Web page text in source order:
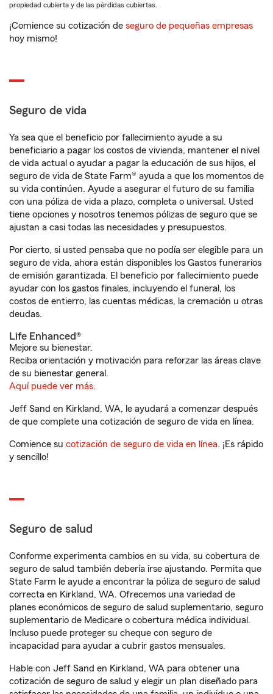
propiedad cubierta y de las pérdidas cubiertas.
¡Comience su cotización de seguro de pequeñas empresas
hoy mismo!
Seguro de vida
Ya sea que el beneficio por fallecimiento ayude a su
beneficiario a pagar los costos de vivienda, mantener el nivel
de vida actual o ayudar a pagar la educación de sus hijos, el
seguro de vida de State Farm® ayuda a que los momentos de
su vida continúen. Ayude a asegurar el futuro de su familia
con una póliza de vida a plazo, completa o universal. Usted
tiene opciones y nosotros tenemos pólizas de seguro que se
ajustan a casi todas las necesidades y presupuestos.
Por cierto, si usted pensaba que no podía ser elegible para un
seguro de vida, ahora están disponibles los Gastos funerarios
de emisión garantizada. El beneficio por fallecimiento puede
ayudar con los gastos finales, incluyendo el funeral, los
costos de entierro, las cuentas médicas, la cremación u otras
deudas.
Life Enhanced®
Mejore su bienestar.
Reciba orientación y motivación para reforzar las áreas clave
de su bienestar general.
Aquí puede ver más.
Jeff Sand en Kirkland, WA, le ayudará a comenzar después
de que complete una cotización de seguro de vida en línea.
Comience su cotización de seguro de vida en línea. ¡Es rápido
y sencillo!
Seguro de salud
Conforme experimenta cambios en su vida, su cobertura de
seguro de salud también debería irse ajustando. Permita que
State Farm le ayude a encontrar la póliza de seguro de salud
correcta en Kirkland, WA. Ofrecemos una variedad de
planes económicos de seguro de salud suplementario, seguro
suplementario de Medicare o cobertura médica individual.
Incluso puede proteger su cheque con seguro de
incapacidad para ayudar a cubrir gastos mensuales.
Hable con Jeff Sand en Kirkland, WA para obtener una
cotización de seguro de salud y elegir un plan diseñado para